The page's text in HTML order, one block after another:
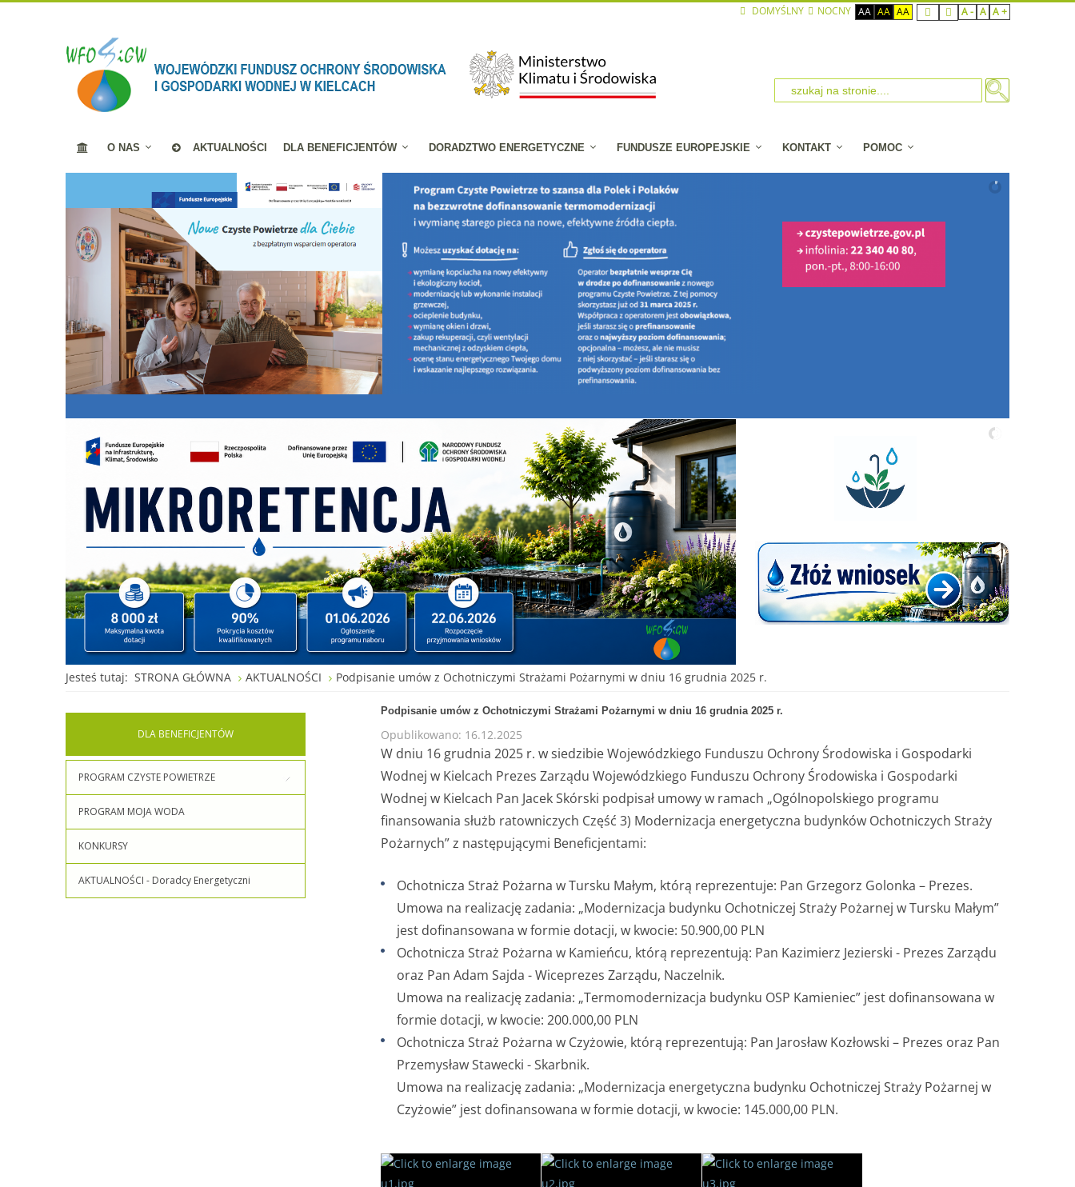
DOMYŚLNY NOCNY AA AA AA A - A A +
O NAS AKTUALNOŚCI DLA BENEFICJENTÓW DORADZTWO ENERGETYCZNE FUNDUSZE EUROPEJSKIE KONTAKT POMOC
Jesteś tutaj: STRONA GŁÓWNA AKTUALNOŚCI Podpisanie umów z Ochotniczymi Strażami Pożarnymi w dniu 16 grudnia 2025 r.
Podpisanie umów z Ochotniczymi Strażami Pożarnymi w dniu 16 grudnia 2025 r.
Opublikowano: 16.12.2025
W dniu 16 grudnia 2025 r. w siedzibie Wojewódzkiego Funduszu Ochrony Środowiska i Gospodarki
Wodnej w Kielcach Prezes Zarządu Wojewódzkiego Funduszu Ochrony Środowiska i Gospodarki
Wodnej w Kielcach Pan Jacek Skórski podpisał umowy w ramach „Ogólnopolskiego programu
finansowania służb ratowniczych Część 3) Modernizacja energetyczna budynków Ochotniczych Straży
Pożarnych” z następującymi Beneficjentami:
Ochotnicza Straż Pożarna w Tursku Małym, którą reprezentuje: Pan Grzegorz Golonka – Prezes.
Umowa na realizację zadania: „Modernizacja budynku Ochotniczej Straży Pożarnej w Tursku Małym”
jest dofinansowana w formie dotacji, w kwocie: 50.900,00 PLN
Ochotnicza Straż Pożarna w Kamieńcu, którą reprezentują: Pan Kazimierz Jezierski - Prezes Zarządu
oraz Pan Adam Sajda - Wiceprezes Zarządu, Naczelnik.
Umowa na realizację zadania: „Termomodernizacja budynku OSP Kamieniec” jest dofinansowana w
formie dotacji, w kwocie: 200.000,00 PLN
Ochotnicza Straż Pożarna w Czyżowie, którą reprezentują: Pan Jarosław Kozłowski – Prezes oraz Pan
Przemysław Stawecki - Skarbnik.
Umowa na realizację zadania: „Modernizacja energetyczna budynku Ochotniczej Straży Pożarnej w
Czyżowie” jest dofinansowana w formie dotacji, w kwocie: 145.000,00 PLN.
DLABENEFICJENTÓW
PROGRAM CZYSTE POWIETRZE
PROGRAM MOJA WODA
KONKURSY
AKTUALNOŚCI - Doradcy Energetyczni